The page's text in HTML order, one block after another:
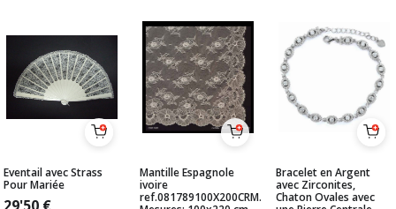
Eventail avec Strass
Pour Mariée
Mantille Espagnole
ivoire
ref.081789100X200CRM.
Bracelet en Argent
avec Zirconites,
Chaton Ovales avec